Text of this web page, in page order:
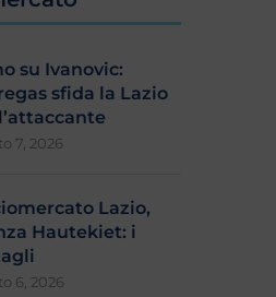
su Ivanovic:
sfida la Lazio
7, 2026
Lazio,
Hautekiet: i
6, 2026